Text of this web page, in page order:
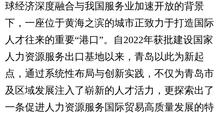
球经济深度融合与我国服务业加速开放的背景
下，一座位于黄海之滨的城市正致力于打造国际
人才往来的重要“港口”。自2022年获批建设国家
人力资源服务出口基地以来，青岛以此为新起
点，通过系统性布局与创新实践，不仅为青岛市
及区域发展注入了崭新的人才活力，更探索出了
一条促进人力资源服务国际贸易高质量发展的特